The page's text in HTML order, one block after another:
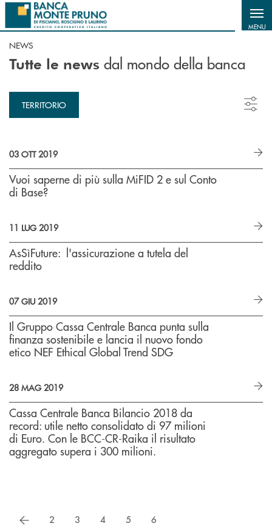
Salta al contenuto principale
MENU
NEWS
Tutte le news dal mondo della banca
TERRITORIO
03 OTT 2019
Vuoi saperne di più sulla MiFID 2 e sul Conto
di Base?
11 LUG 2019
AsSìFuture: l'assicurazione a tutela del
reddito
07 GIU 2019
Il Gruppo Cassa Centrale Banca punta sulla
finanza sostenibile e lancia il nuovo fondo
etico NEF Ethical Global Trend SDG
28 MAG 2019
Cassa Centrale Banca Bilancio 2018 da
record: utile netto consolidato di 97 milioni
di Euro. Con le BCC-CR-Raika il risultato
aggregato supera i 300 milioni.
precedente
2 3 4 5 6